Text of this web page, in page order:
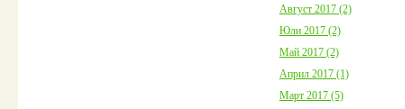
Август 2017 (2)
Юли 2017 (2)
Май 2017 (2)
Април 2017 (1)
Март 2017 (5)